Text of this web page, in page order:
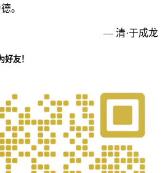
。
— 清·于成龙
友！